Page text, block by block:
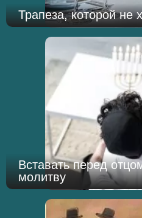
Трапеза, которой не
Вставать перед
молитву